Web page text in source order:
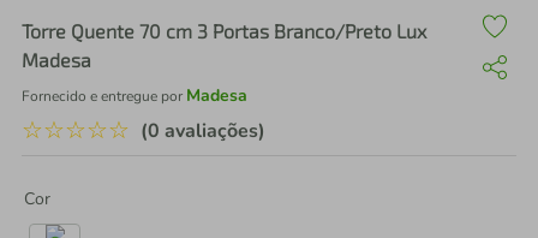
Torre Quente 70 cm 3 Portas Branco/Preto Lux
Madesa
Fornecido e entregue por Madesa
☆☆☆☆☆ (0 avaliações)
Cor